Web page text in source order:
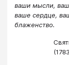
ваши мысли,
ваше сердце,
блаженство.